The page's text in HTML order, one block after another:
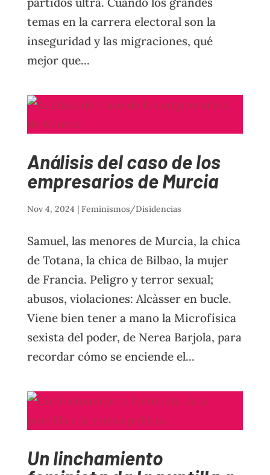
temas en la carrera electoral son la
inseguridad y las migraciones, qué
mejor que...
Análisis del caso de los
empresarios de Murcia
Nov 4, 2024 | Feminismos/Disidencias
Samuel, las menores de Murcia, la chica
de Totana, la chica de Bilbao, la mujer
de Francia. Peligro y terror sexual;
abusos, violaciones: Alcàsser en bucle.
Viene bien tener a mano la Microfísica
sexista del poder, de Nerea Barjola, para
recordar cómo se enciende el...
Un linchamiento